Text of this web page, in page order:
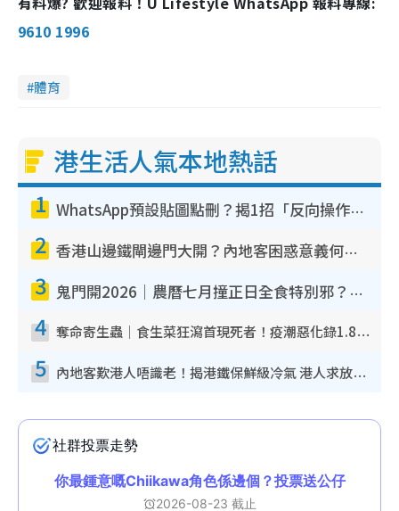
9610 1996
體育
港生活人氣本地熱話
1 WhatsApp預設貼圖點刪？揭1招「反向操作」還原簡潔介面 附3步實測教學
2 香港山邊鐵閘邊門大開？內地客困惑意義何在！網民神回覆：呢種叫法理性防禦
3 鬼門開2026｜農曆七月撞正日全食特別邪？專家警告切忌做一事！揭4大禁忌+2招保平安
4 奪命寄生蟲｜食生菜狂瀉首現死者！疫潮惡化錄1.8萬宗病例 揭洗菜3大謬誤
5 內地客歎港人唔識老！揭港鐵保鮮級冷氣 港人求放過：咪投訴